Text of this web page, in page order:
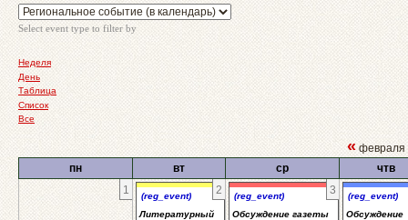
Select event type to filter by
Неделя
День
Таблица
Список
Все
«
пн
вт ср
чтв
1
2
(reg_event)
Литературный
3
(reg_event)
Обсуждение газеты
(reg_event)
Обсуждение